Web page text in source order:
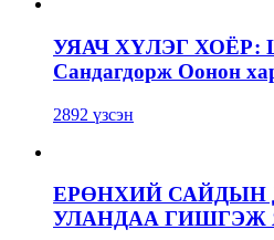
УЯАЧ ХҮЛЭГ ХОЁР:
Сандагдорж Оонон
2892 үзсэн
ЕРӨНХИЙ САЙДЫН
УЛАНДАА ГИШГЭЖ